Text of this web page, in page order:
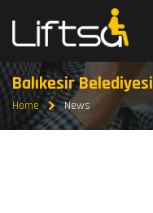
Balıkesir Belediyesi
Home News